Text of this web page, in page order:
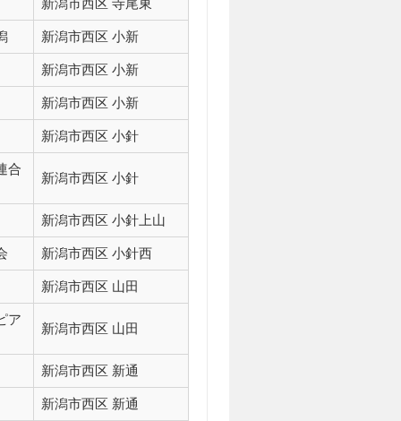
新潟市西区 寺尾東
新潟市西区 小新
新潟市西区 小新
新潟市西区 小新
新潟市西区 小針
合
新潟市西区 小針
新潟市西区 小針上山
新潟市西区 小針西
新潟市西区 山田
ア
新潟市西区 山田
新潟市西区 新通
新潟市西区 新通